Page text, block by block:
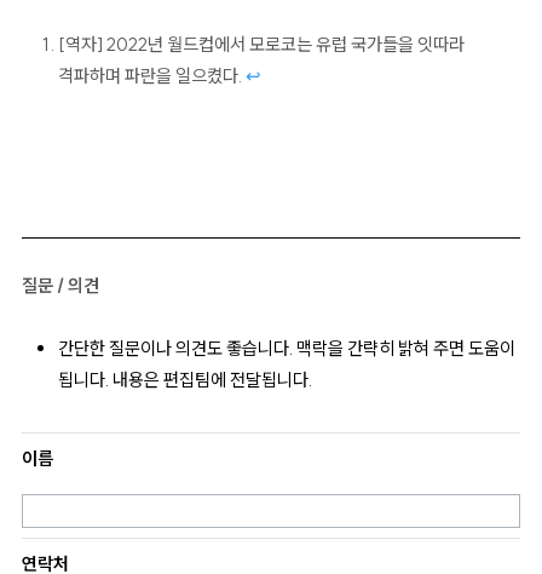
[역자] 2022년 월드컵에서 모로코는 유럽 국가들을 잇따라
격파하며 파란을 일으켰다. ↩
질문 / 의견
간단한 질문이나 의견도 좋습니다. 맥락을 간략히 밝혀 주면 도움이
됩니다. 내용은 편집팀에 전달됩니다.
이름
연락처